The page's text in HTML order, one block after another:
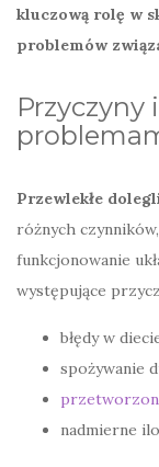
kluczową rolę w
problemów
Przyczyny
Przewlekłe
różnych
funkcjonowanie
występujące
błędy w
spożywanie
nadmierne